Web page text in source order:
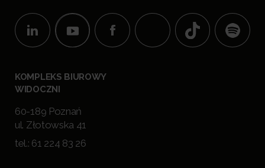
KOMPLEKS BIUROWY
WIDOCZNI
60-189 Poznań
ul. Złotowska 41
tel.: 61 224 83 26